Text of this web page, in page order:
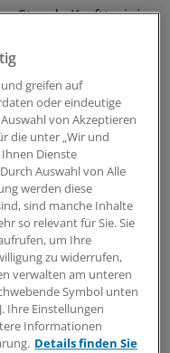
Stunde Krafttraining
Patientinnen und
Das hilft gegen die
Gefäße und
und
ist weniger bekannt.
bestmöglich
greifen auf
oder eindeutige
von Akzeptieren
die unter „Wir und
Dienste
Auswahl von Alle
werden diese
sind manche Inhalte
so relevant für Sie. Sie
um Ihre
zu widerrufen,
verwalten am unteren
Symbol unten
Ihre Einstellungen
Informationen
Details finden Sie